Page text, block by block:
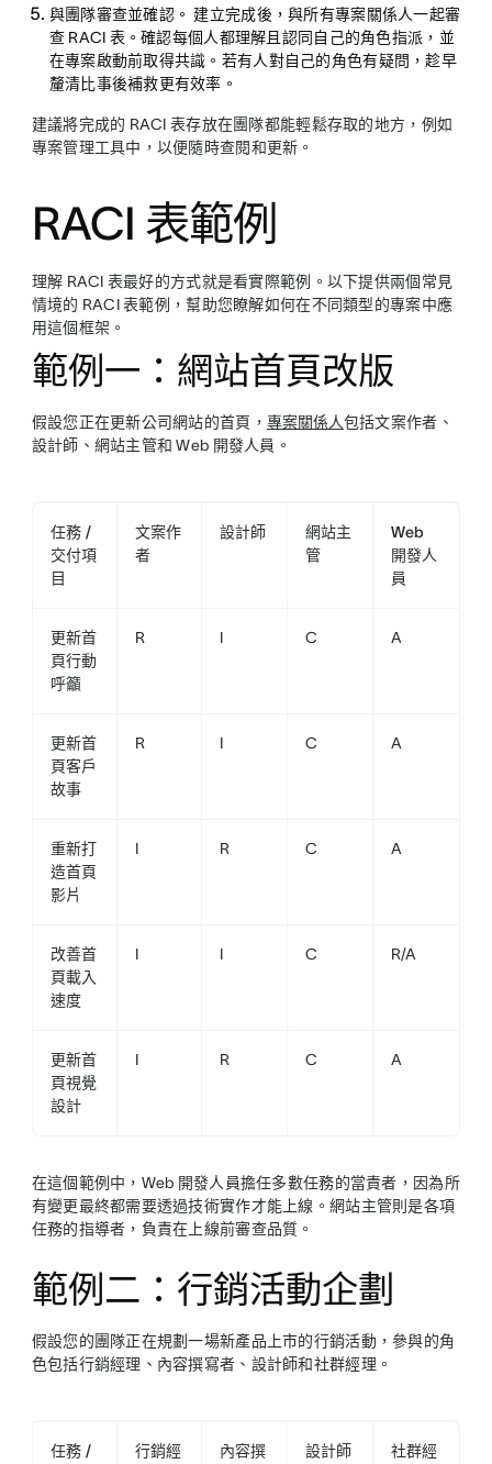
與團隊審查並確認。 建立完成後，與所有專案關係人一起審
查 RACI 表。確認每個人都理解且認同自己的角色指派，並
在專案啟動前取得共識。若有人對自己的角色有疑問，趁早
釐清比事後補救更有效率。
建議將完成的 RACI 表存放在團隊都能輕鬆存取的地方，例如
專案管理工具中，以便隨時查閱和更新。
RACI 表範例
理解 RACI 表最好的方式就是看實際範例。以下提供兩個常見
情境的 RACI 表範例，幫助您瞭解如何在不同類型的專案中應
用這個框架。
範例一：網站首頁改版
假設您正在更新公司網站的首頁， 專案關係人包括文案作者、
設計師、網站主管和 Web 開發人員。
任務 /
交付項
目
文案作
者
設計師
網站主
管
Web
開發人
員
更新首
頁行動
呼籲
R I C A
更新首
頁客戶
故事
R I C A
重新打
造首頁
影片
I R C A
改善首
頁載入
速度
I I C R/A
更新首
頁視覺
設計
I R C A
在這個範例中，Web 開發人員擔任多數任務的當責者，因為所
有變更最終都需要透過技術實作才能上線。網站主管則是各項
任務的指導者，負責在上線前審查品質。
範例二：行銷活動企劃
假設您的團隊正在規劃一場新產品上市的行銷活動，參與的角
色包括行銷經理、內容撰寫者、設計師和社群經理。
任務 /
行銷經
內容撰
設計師
社群經